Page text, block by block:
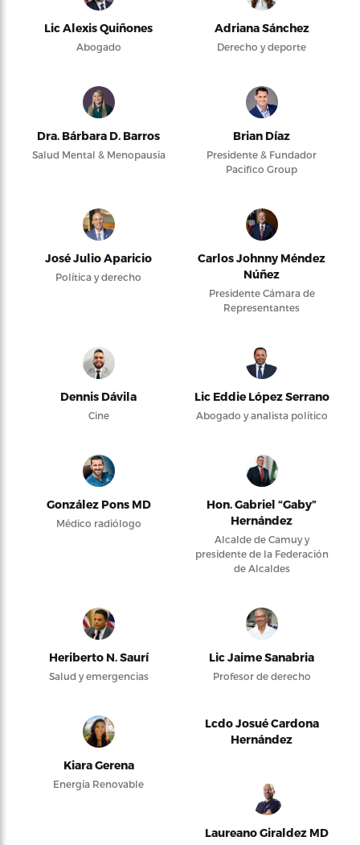
Lic Alexis Quiñones
Abogado
Adriana Sánchez
Derecho y deporte
Dra. Bárbara D. Barros
Salud Mental & Menopausia
Brian Díaz
Presidente & Fundador
Pacifico Group
José Julio Aparicio
Política y derecho
Carlos Johnny Méndez
Núñez
Presidente Cámara de
Representantes
Dennis Dávila
Cine
Lic Eddie López Serrano
Abogado y analista político
González Pons MD
Médico radiólogo
Hon. Gabriel “Gaby”
Hernández
Alcalde de Camuy y
presidente de la Federación
de Alcaldes
Heriberto N. Saurí
Salud y emergencias
Lic Jaime Sanabria
Profesor de derecho
Kiara Gerena
Energía Renovable
Lcdo Josué Cardona
Hernández
Laureano Giraldez MD